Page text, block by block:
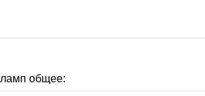
ламп общее: